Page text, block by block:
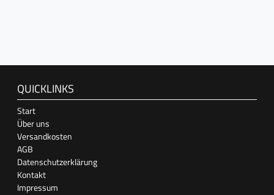
QUICKLINKS
Start
Über uns
Versandkosten
AGB
Datenschutzerklärung
Kontakt
Impressum